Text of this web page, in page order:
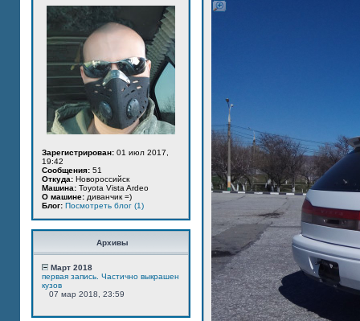
Зарегистрирован: 01 июл 2017,
19:42
Сообщения: 51
Откуда: Новороссийск
Машина: Toyota Vista Ardeo
О машине: диванчик =)
Блог: Посмотреть блог (1)
Архивы
Март 2018
первая запись. Частично выкрашен
кузов
07 мар 2018, 23:59